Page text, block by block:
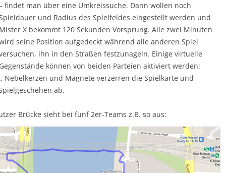
findet man über eine Umkreissuche. Dann wollen noch
und Radius des Spielfeldes eingestellt werden und
Mister X bekommt 120 Sekunden Vorsprung. Alle zwei Minuten
seine Position aufgedeckt während alle anderen Spiel
ihn in den Straßen festzunageln. Einige virtuelle
Gegenstände können von beiden Parteien aktiviert werden:
Nebelkerzen und Magnete verzerren die Spielkarte und
ab.
Brücke sieht bei fünf 2er-Teams z.B. so aus: